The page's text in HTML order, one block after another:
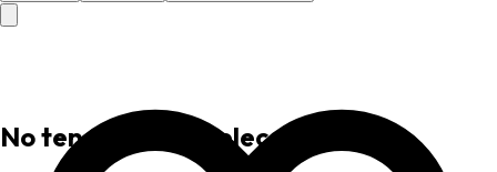
No tens favorits seleccionats